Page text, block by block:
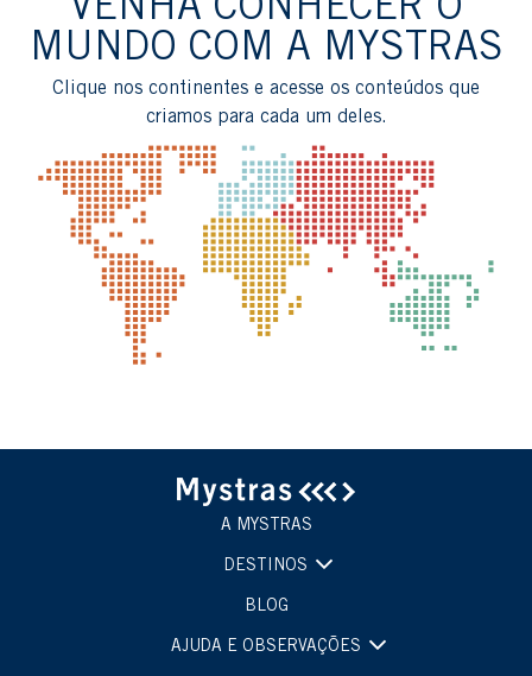
VENHA CONHECER O
MUNDO COM A MYSTRAS
Clique nos continentes e acesse os conteúdos que
criamos para cada um deles.
A MYSTRAS
DESTINOS
BLOG
AJUDA E OBSERVAÇÕES